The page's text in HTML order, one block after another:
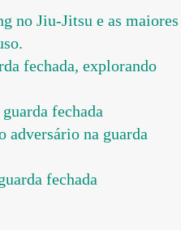
no Jiu-Jitsu e as maiores
fechada, explorando
fechada
adversário na guarda
fechada